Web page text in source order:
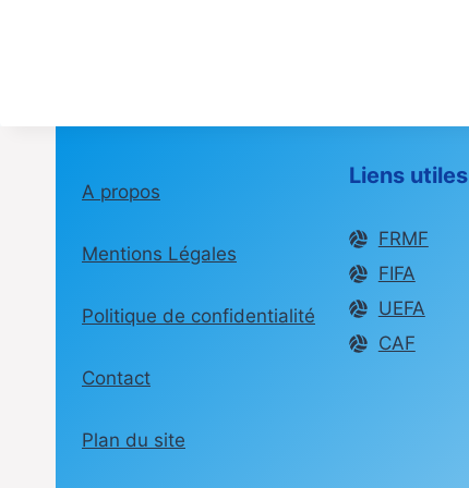
A propos
Mentions Légales
Politique de confidentialité
Contact
Plan du site
Liens utiles
FRMF
FIFA
UEFA
CAF